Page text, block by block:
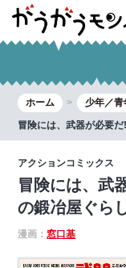
ホーム 少年／青
冒険には、武器が必要
アクションコミックス
冒険には、武
の鍛冶屋ぐら
漫画：窓口基